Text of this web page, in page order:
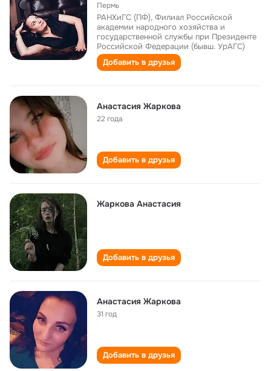
Пермь
РАНХиГС (ПФ), Филиал Российской
академии народного хозяйства и
государственной службы при Президенте
Российской Федерации (бывш. УрАГС)
Добавить в друзья
Анастасия Жаркова
22 года
Добавить в друзья
Жаркова Анастасия
Добавить в друзья
Анастасия Жаркова
31 год
Добавить в друзья